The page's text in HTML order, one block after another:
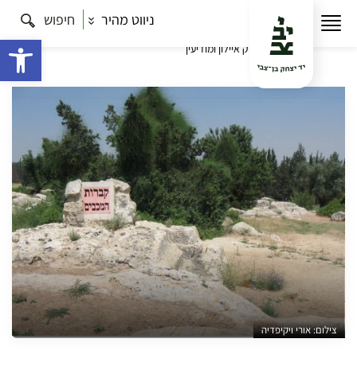
ניווט מהיר חיפוש
חוצה ישראל – סדרת סיורים ברחבי
בימים ההם בזמן הזה: סיור בעקבות החשמונאים
בעמק איילון ומודיעין
צילום: אורי ויקיפדיה